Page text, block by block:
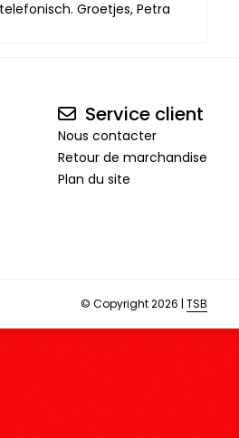
Groetjes, Petra
Service client
Nous contacter
Retour de marchandise
Plan du site
© Copyright 2026 | TSB